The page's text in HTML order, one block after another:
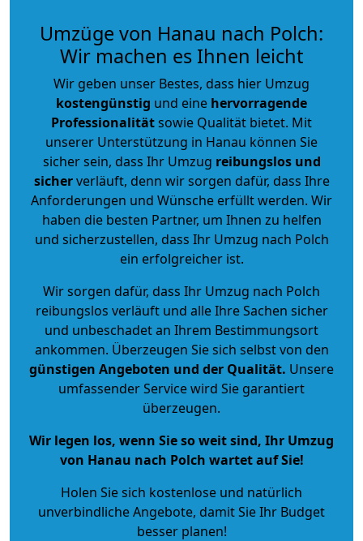
Umzüge von Hanau nach Polch:
Wir machen es Ihnen leicht
Wir geben unser Bestes, dass hier Umzug
kostengünstig und eine hervorragende
Professionalitätsowie Qualität bietet. Mit
unserer Unterstützung in Hanau können Sie
sicher sein, dass Ihr Umzug reibungslos und
sicherverläuft, denn wir sorgen dafür, dass Ihre
Anforderungen und Wünsche erfüllt werden. Wir
haben die besten Partner, um Ihnen zu helfen
und sicherzustellen, dass Ihr Umzug nach Polch
ein erfolgreicher ist.
Wir sorgen dafür, dass Ihr Umzug nach Polch
reibungslos verläuft und alle Ihre Sachen sicher
und unbeschadet an Ihrem Bestimmungsort
ankommen. Überzeugen Sie sich selbst von den
günstigen Angeboten und der Qualität. Unsere
umfassender Service wird Sie garantiert
überzeugen.
Wir legen los, wenn Sie so weit sind, Ihr Umzug
von Hanau nach Polch wartet auf Sie!
Holen Sie sich kostenlose und natürlich
unverbindliche Angebote, damit Sie Ihr Budget
besser planen!